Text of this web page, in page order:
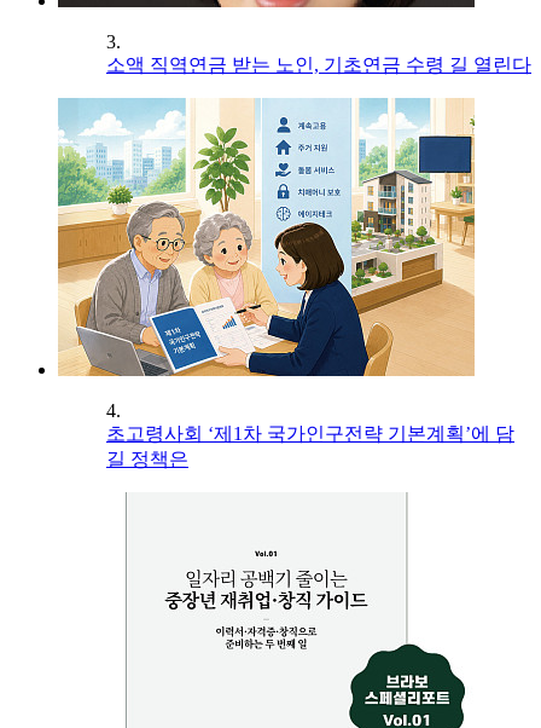
3.
소액 직역연금 받는 노인, 기초연금 수령 길 열린다
4.
초고령사회 ‘제1차 국가인구전략 기본계획’에 담
길 정책은